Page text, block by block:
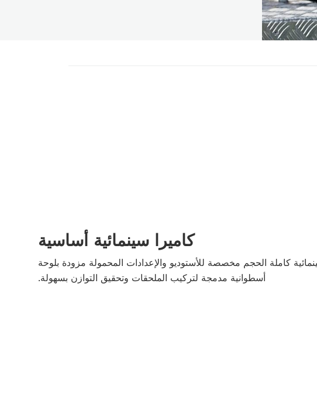
كاميرا سينمائية أساسية
كاملة الحجم مخصصة للأستوديو والإعدادات المحمولة مزودة بلوحة
أسطوانية مدمجة لتركيب الملحقات وتحقيق التوازن بسهولة.